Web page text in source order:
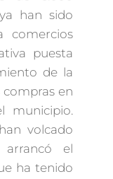
han sido
comercios
puesta
de la
compras en
municipio.
volcado
el
ha tenido